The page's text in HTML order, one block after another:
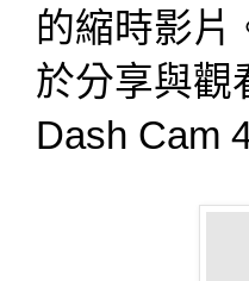
的縮時影片
於分享與觀
Dash Cam